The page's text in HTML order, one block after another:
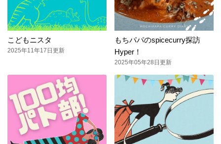
こどもニスタ
2025年11年17日更新
もちパパのspicecurry探訪
Hyper！
2025年05年28日更新